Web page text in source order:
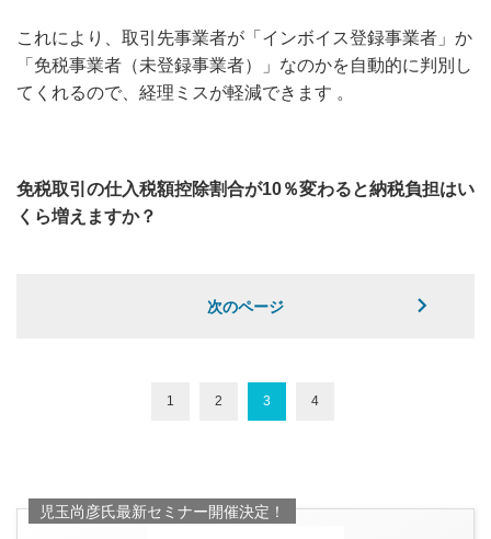
これにより、取引先事業者が「インボイス登録事業者」か
「免税事業者（未登録事業者）」なのかを自動的に判別し
てくれるので、経理ミスが軽減できます 。
免税取引の仕入税額控除割合が10％変わると納税負担はい
くら増えますか？
次のページ
1 2 3 4
児玉尚彦氏最新セミナー開催決定！